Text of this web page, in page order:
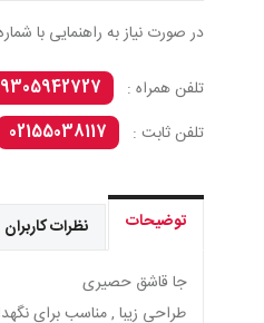
در صورت نیاز به راهنمایی با
تلفن همراه :
تلفن ثابت :
02155038117
توضیحات نظرات کاربران
جا قاشق حصیری
طراحی زیبا , مناسب برای